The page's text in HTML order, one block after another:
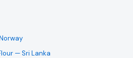
— Sri Lanka